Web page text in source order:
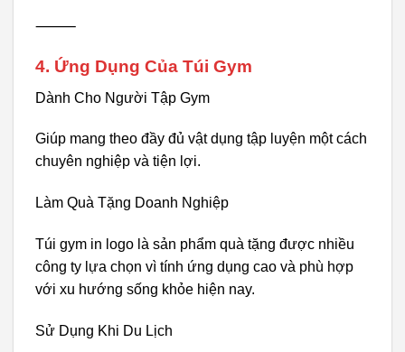
⸻
4. Ứng Dụng Của Túi Gym
Dành Cho Người Tập Gym
Giúp mang theo đầy đủ vật dụng tập luyện một cách
chuyên nghiệp và tiện lợi.
Làm Quà Tặng Doanh Nghiệp
Túi gym in logo là sản phẩm quà tặng được nhiều
công ty lựa chọn vì tính ứng dụng cao và phù hợp
với xu hướng sống khỏe hiện nay.
Sử Dụng Khi Du Lịch